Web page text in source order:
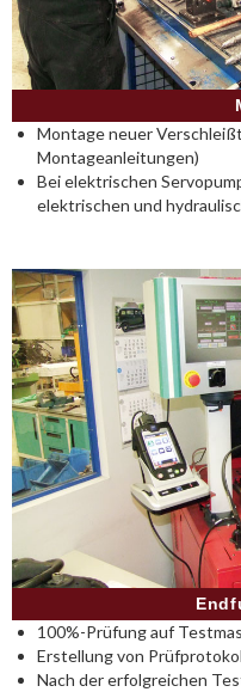
Montage neuer
Montageanleitungen)
Bei elektrischen
elektrischen und
100%-Prüfung auf
Erstellung von
Nach der erfolgreichen